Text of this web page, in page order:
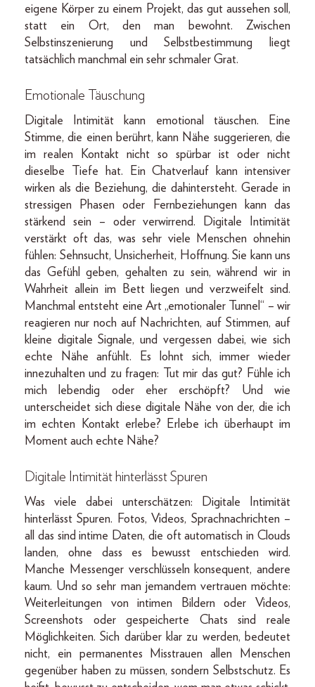
eigene Körper zu einem Projekt, das gut aussehen soll,
statt ein Ort, den man bewohnt. Zwischen
Selbstinszenierung und Selbstbestimmung liegt
tatsächlich manchmal ein sehr schmaler Grat.
Emotionale Täuschung
Digitale Intimität kann emotional täuschen. Eine
Stimme, die einen berührt, kann Nähe suggerieren, die
im realen Kontakt nicht so spürbar ist oder nicht
dieselbe Tiefe hat. Ein Chatverlauf kann intensiver
wirken als die Beziehung, die dahintersteht. Gerade in
stressigen Phasen oder Fernbeziehungen kann das
stärkend sein – oder verwirrend. Digitale Intimität
verstärkt oft das, was sehr viele Menschen ohnehin
fühlen: Sehnsucht, Unsicherheit, Hoffnung. Sie kann uns
das Gefühl geben, gehalten zu sein, während wir in
Wahrheit allein im Bett liegen und verzweifelt sind.
Manchmal entsteht eine Art „emotionaler Tunnel“ – wir
reagieren nur noch auf Nachrichten, auf Stimmen, auf
kleine digitale Signale, und vergessen dabei, wie sich
echte Nähe anfühlt. Es lohnt sich, immer wieder
innezuhalten und zu fragen: Tut mir das gut? Fühle ich
mich lebendig oder eher erschöpft? Und wie
unterscheidet sich diese digitale Nähe von der, die ich
im echten Kontakt erlebe? Erlebe ich überhaupt im
Moment auch echte Nähe?
Digitale Intimität hinterlässt Spuren
Was viele dabei unterschätzen: Digitale Intimität
hinterlässt Spuren. Fotos, Videos, Sprachnachrichten –
all das sind intime Daten, die oft automatisch in Clouds
landen, ohne dass es bewusst entschieden wird.
Manche Messenger verschlüsseln konsequent, andere
kaum. Und so sehr man jemandem vertrauen möchte:
Weiterleitungen von intimen Bildern oder Videos,
Screenshots oder gespeicherte Chats sind reale
Möglichkeiten. Sich darüber klar zu werden, bedeutet
nicht, ein permanentes Misstrauen allen Menschen
gegenüber haben zu müssen, sondern Selbstschutz. Es